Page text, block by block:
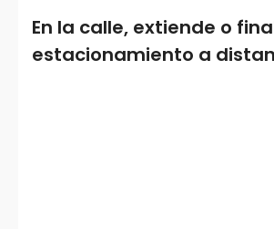
En la calle, extiende o
estacionamiento a